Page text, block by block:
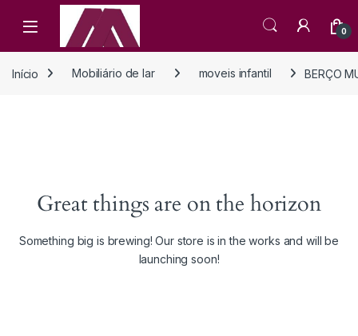
Open 0
Início Mobiliário de lar moveis infantil BERÇO
Great things are on the horizon
Something big is brewing! Our store is in the works and will be
launching soon!